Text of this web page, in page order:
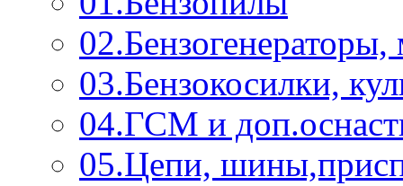
03.Бензокосилки,
04.ГСМ и
05.Цепи,